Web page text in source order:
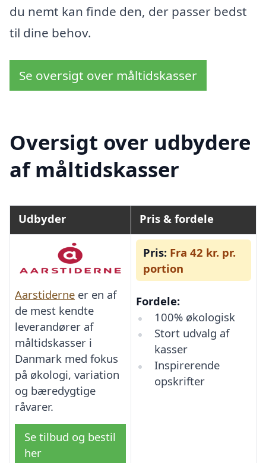
du nemt kan finde den, der passer bedst
til dine behov.
Se oversigt over måltidskasser
Oversigt over udbydere
af måltidskasser
Udbyder Pris & fordele
Aarstiderne er en af
de mest kendte
leverandører af
måltidskasser i
Danmark med fokus
på økologi, variation
og bæredygtige
råvarer.
Se tilbud og bestil
her
Pris: Fra 42 kr. pr.
portion
Fordele:
100% økologisk
Stort udvalg af
kasser
Inspirerende
opskrifter